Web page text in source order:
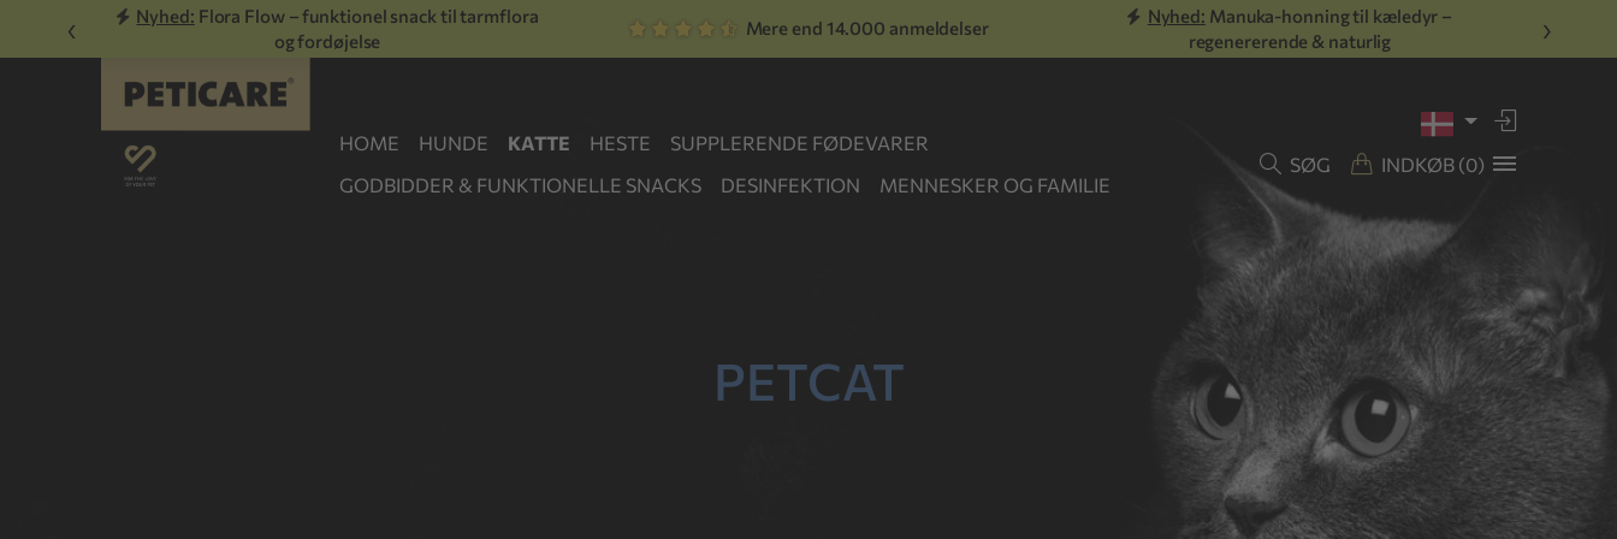
‹ Nyhed: Flora Flow – funktionel snack til tarmflora
og fordøjelse
Mere end 14.000 anmeldelser
Nyhed: Manuka-honning til kæledyr –
regenererende & naturlig
›
HOME HUNDE KATTE HESTE
SUPPLERENDE FØDEVARER
GODBIDDER & FUNKTIONELLE SNACKS
DESINFEKTION MENNESKER OG FAMILIE
SØG INDKØB (0)
PETCAT